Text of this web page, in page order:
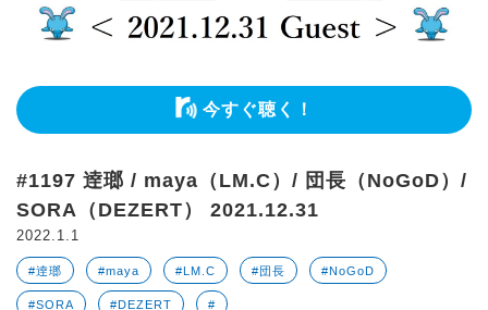
今すぐ聴く！
#1197 逹瑯 / maya（LM.C）/ 団長（NoGoD）/
SORA（DEZERT） 2021.12.31
2022.1.1
#逹瑯 #maya #LM.C #団長 #NoGoD
#SORA #DEZERT #